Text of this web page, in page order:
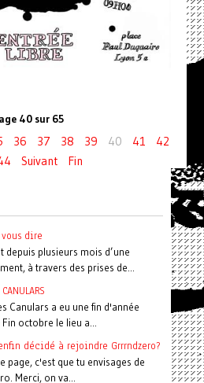
40 sur 65
36 37 38 39 40 41
42
Suivant Fin
dire
depuis plusieurs mois d’une
à travers des prises de...
Canulars a eu une fin d'année
octobre le lieu a...
décidé à rejoindre Grrrndzero?
page, c'est que tu envisages de
Merci, on va...